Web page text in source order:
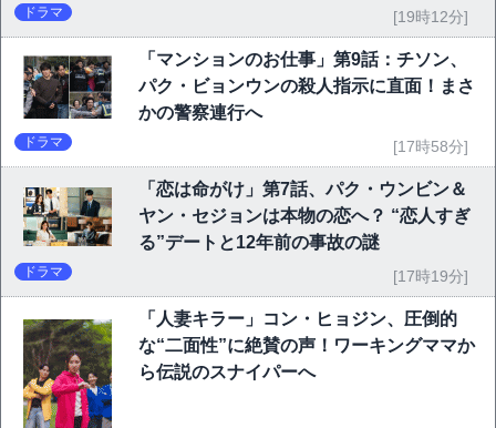
ドラマ [19時12分]
「マンションのお仕事」第9話：チソン、
パク・ビョンウンの殺人指示に直面！まさ
かの警察連行へ
ドラマ [17時58分]
「恋は命がけ」第7話、パク・ウンビン＆
ヤン・セジョンは本物の恋へ？ “恋人すぎ
る”デートと12年前の事故の謎
ドラマ [17時19分]
「人妻キラー」コン・ヒョジン、圧倒的
な“二面性”に絶賛の声！ワーキングママか
ら伝説のスナイパーへ